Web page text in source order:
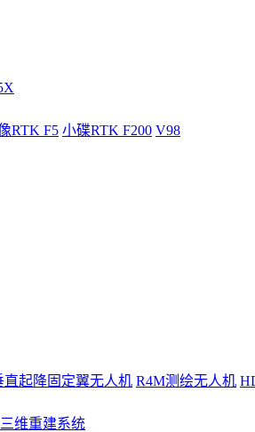
RTK F5 小碟RTK F200 V98
直起降固定翼无人机 R4M测绘无人机
维重建系统